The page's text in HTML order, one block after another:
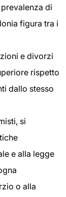
di
figura tra i
e divorzi
rispetto
dallo stesso
si
e alla legge
o alla